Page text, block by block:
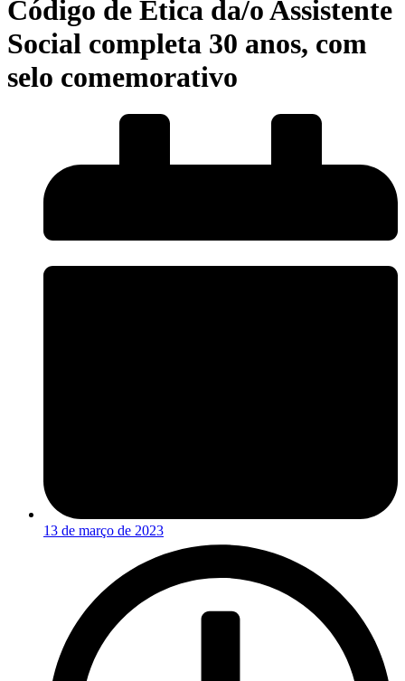
Código de Ética da/o Assistente
Social completa 30 anos, com
selo comemorativo
13 de março de 2023